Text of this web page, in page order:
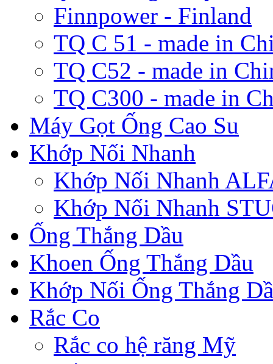
Finnpower - Finland
TQ C 51 - made in
TQ C52 - made in
TQ C300 - made in
Máy Gọt Ống Cao Su
Khớp Nối Nhanh
Khớp Nối Nhanh
Khớp Nối Nhanh
Ống Thắng Dầu
Khoen Ống Thắng Dầu
Khớp Nối Ống Thắng
Rắc Co
Rắc co hệ răng Mỹ